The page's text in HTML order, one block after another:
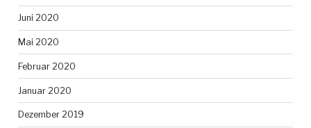
Juni 2020
Mai 2020
Februar 2020
Januar 2020
Dezember 2019